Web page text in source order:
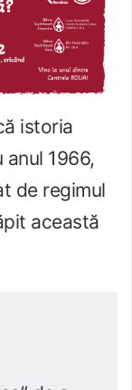
istoria
1966,
de regimul
această